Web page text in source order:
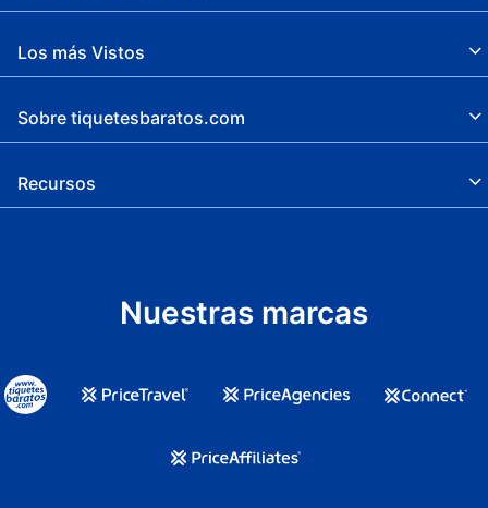
Los más Vistos
Sobre tiquetesbaratos.com
Recursos
Nuestras marcas